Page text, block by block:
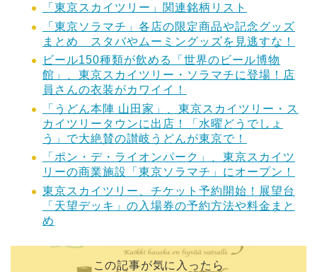
「東京スカイツリー」関連銘柄リスト
「東京ソラマチ」各店の限定商品や記念グッズ
まとめ スタバやムーミングッズを見逃すな！
ビール150種類が飲める「世界のビール博物
館」、東京スカイツリー・ソラマチに登場！店
員さんの衣装がカワイイ！
「うどん本陣 山田家」、東京スカイツリー・ス
カイツリータウンに出店！「水曜どうでしょ
う」で大絶賛の讃岐うどんが東京で！
「ポン・デ・ライオンパーク」、東京スカイツ
リーの商業施設「東京ソラマチ」にオープン！
東京スカイツリー、チケット予約開始！展望台
「天望デッキ」の入場券の予約方法や料金まと
め
この記事が気に入ったら